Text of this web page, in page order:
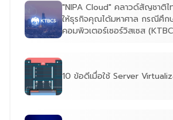
"NIPA Cloud" คลาวด์สัญชาติ
ให้ธุรกิจคุณได้มหาศาล กรณีศึก
คอมพิวเตอร์เซอร์วิสเซส
10 ข้อดีเมื่อใช้ Server